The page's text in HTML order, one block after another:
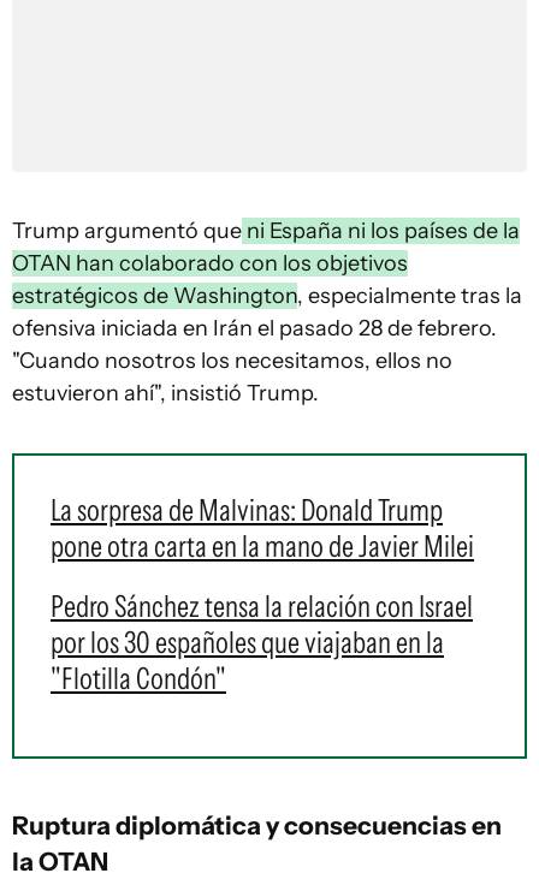
Trump argumentó que ni España ni los países de la
OTAN han colaborado con los objetivos
estratégicos de Washington, especialmente tras la
ofensiva iniciada en Irán el pasado 28 de febrero.
"Cuando nosotros los necesitamos, ellos no
estuvieron ahí", insistió Trump.
La sorpresa de Malvinas: Donald Trump
pone otra carta en la mano de Javier Milei
Pedro Sánchez tensa la relación con Israel
por los 30 españoles que viajaban en la
"Flotilla Condón"
Ruptura diplomática y consecuencias en
la OTAN